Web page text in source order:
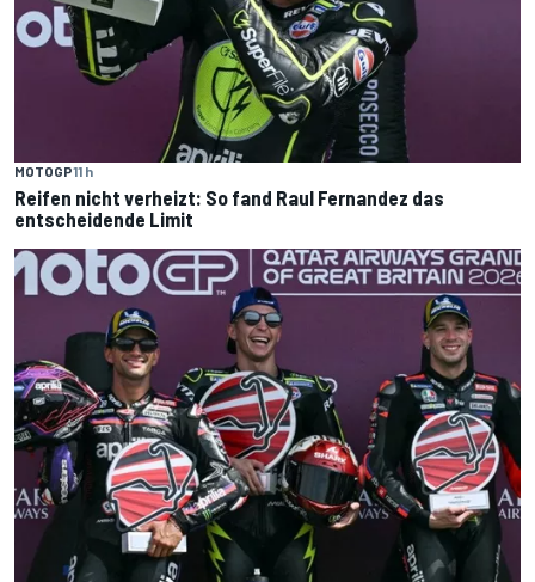
MOTOGP11 h
Reifen nicht verheizt: So fand Raul Fernandez das
entscheidende Limit